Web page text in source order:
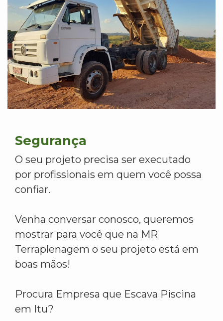
Segurança
O seu projeto precisa ser executado
por profissionais em quem você possa
confiar.
Venha conversar conosco, queremos
mostrar para você que na MR
Terraplenagem o seu projeto está em
boas mãos!
Procura Empresa que Escava Piscina
em Itu?